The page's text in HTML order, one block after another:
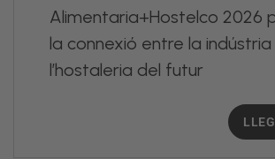
Alimentaria+Hostelco 2026
la connexió entre la indústria
l’hostaleria del futur